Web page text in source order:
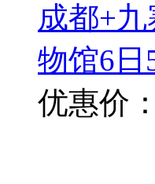
成都+
物馆6日
优惠价